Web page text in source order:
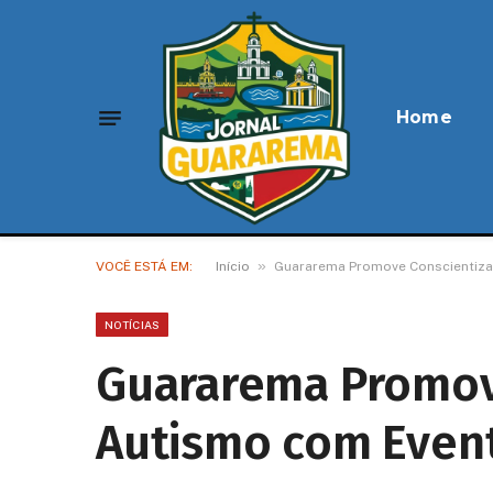
Home
VOCÊ ESTÁ EM: Início » Guararema Promove
NOTÍCIAS
Guararema
Autismo com